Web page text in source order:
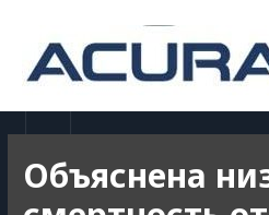
Объяснена